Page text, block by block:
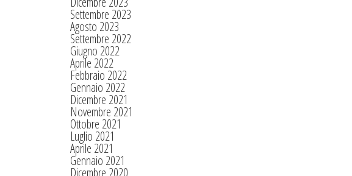
Settembre 2023
Agosto 2023
Settembre 2022
Giugno 2022
Aprile 2022
Febbraio 2022
Gennaio 2022
Dicembre 2021
Novembre 2021
Ottobre 2021
Luglio 2021
Aprile 2021
Gennaio 2021
Dicembre 2020